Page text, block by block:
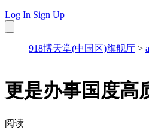
Log In Sign Up
918博天堂(中国区)旗舰厅 >
更是办事国度高
阅读